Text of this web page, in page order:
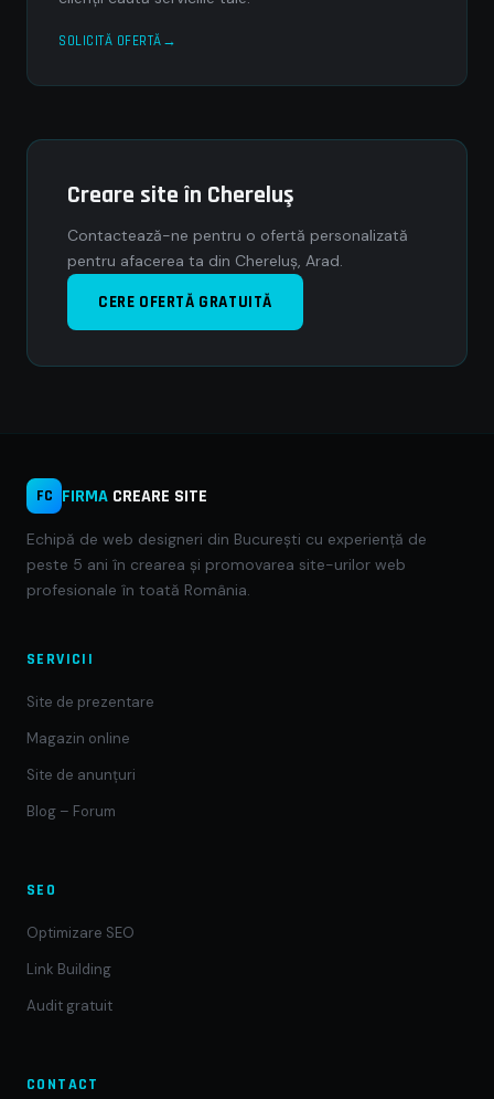
SOLICITĂ OFERTĂ
Creare site în Chereluş
Contactează-ne pentru o ofertă personalizată
pentru afacerea ta din Chereluş, Arad.
CERE OFERTĂ GRATUITĂ
FC FIRMA CREARE SITE
Echipă de web designeri din București cu experiență de
peste 5 ani în crearea și promovarea site-urilor web
profesionale în toată România.
SERVICII
Site de prezentare
Magazin online
Site de anunțuri
Blog – Forum
SEO
Optimizare SEO
Link Building
Audit gratuit
CONTACT